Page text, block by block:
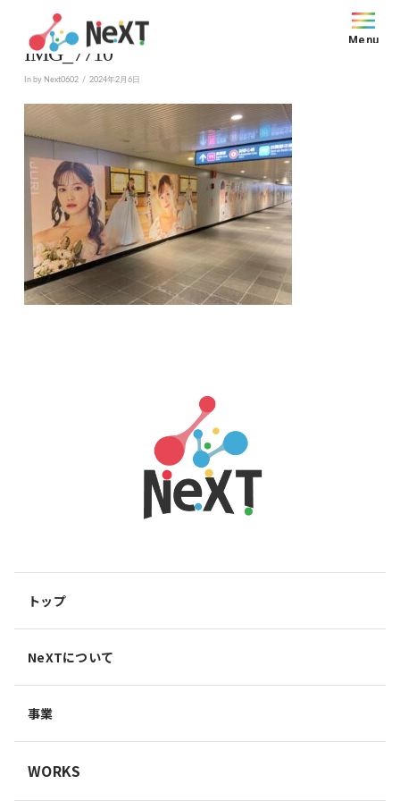
Menu
IMG_7710
In by Next0602 2024年2月6日
トップ
NeXTについて
事業
WORKS